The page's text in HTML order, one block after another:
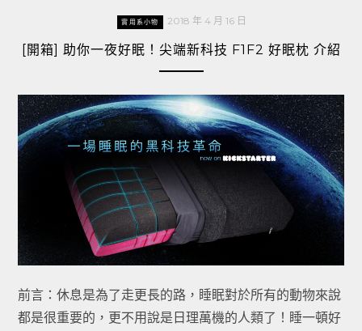
實用系小物 2018 年 4 月 16 日
[開箱] 助你一夜好眠！尖端新科技 F1F2 好眠枕 介紹
前言：休息是為了走更長的路，睡眠對於所有的動物來說
都是很重要的，更不用說是日理萬機的人類了！睡一頓好